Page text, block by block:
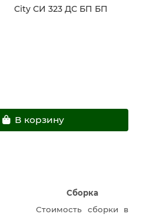
City СИ 323 ДС БП БП
В корзину
Сборка
Стоимость сборки в